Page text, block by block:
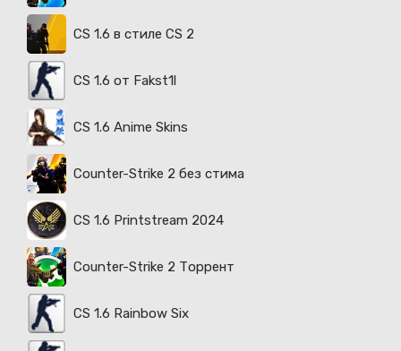
CS 1.6 в стиле CS 2
CS 1.6 от Fakst1l
CS 1.6 Anime Skins
Counter-Strike 2 без стима
CS 1.6 Printstream 2024
Counter-Strike 2 Торрент
CS 1.6 Rainbow Six